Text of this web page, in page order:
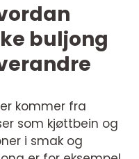
buljong
kommer fra
som kjøttbein og
i smak og